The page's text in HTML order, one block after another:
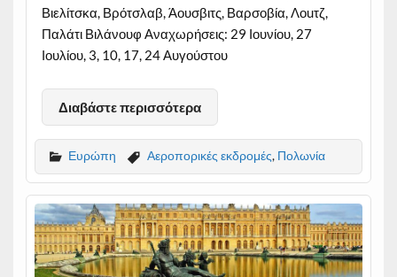
Βιελίτσκα, Βρότσλαβ, Άουσβιτς, Βαρσοβία, Λοuτζ,
Παλάτι Βιλάνουφ Αναχωρήσεις: 29 Ιουνίου, 27
Ιουλίου, 3, 10, 17, 24 Αυγούστου
Διαβάστε περισσότερα
Ευρώπη Αεροπορικές εκδρομές, Πολωνία